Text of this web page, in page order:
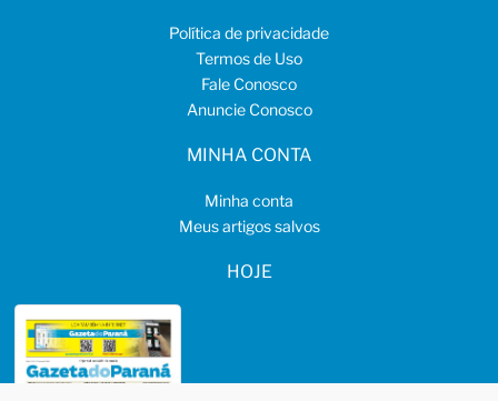
Política de privacidade
Termos de Uso
Fale Conosco
Anuncie Conosco
MINHA CONTA
Minha conta
Meus artigos salvos
HOJE